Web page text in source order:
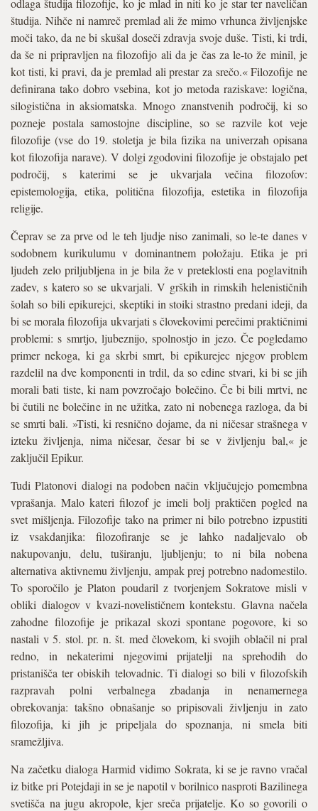
odlaga študija filozofije, ko je mlad in niti ko je star ter naveličan
študija. Nihče ni namreč premlad ali že mimo vrhunca življenjske
moči tako, da ne bi skušal doseči zdravja svoje duše. Tisti, ki trdi,
da še ni pripravljen na filozofijo ali da je čas za le-to že minil, je
kot tisti, ki pravi, da je premlad ali prestar za srečo.« Filozofije ne
definirana tako dobro vsebina, kot jo metoda raziskave: logična,
silogistična in aksiomatska. Mnogo znanstvenih področij, ki so
pozneje postala samostojne discipline, so se razvile kot veje
filozofije (vse do 19. stoletja je bila fizika na univerzah opisana
kot filozofija narave). V dolgi zgodovini filozofije je obstajalo pet
področij, s katerimi se je ukvarjala večina filozofov:
epistemologija, etika, politična filozofija, estetika in filozofija
religije.
Čeprav se za prve od le teh ljudje niso zanimali, so le-te danes v
sodobnem kurikulumu v dominantnem položaju. Etika je pri
ljudeh zelo priljubljena in je bila že v preteklosti ena poglavitnih
zadev, s katero so se ukvarjali. V grških in rimskih helenističnih
šolah so bili epikurejci, skeptiki in stoiki strastno predani ideji, da
bi se morala filozofija ukvarjati s človekovimi perečimi praktičnimi
problemi: s smrtjo, ljubeznijo, spolnostjo in jezo. Če pogledamo
primer nekoga, ki ga skrbi smrt, bi epikurejec njegov problem
razdelil na dve komponenti in trdil, da so edine stvari, ki bi se jih
morali bati tiste, ki nam povzročajo bolečino. Če bi bili mrtvi, ne
bi čutili ne bolečine in ne užitka, zato ni nobenega razloga, da bi
se smrti bali. »Tisti, ki resnično dojame, da ni ničesar strašnega v
izteku življenja, nima ničesar, česar bi se v življenju bal,« je
zaključil Epikur.
Tudi Platonovi dialogi na podoben način vključujejo pomembna
vprašanja. Malo kateri filozof je imeli bolj praktičen pogled na
svet mišljenja. Filozofije tako na primer ni bilo potrebno izpustiti
iz vsakdanjika: filozofiranje se je lahko nadaljevalo ob
nakupovanju, delu, tuširanju, ljubljenju; to ni bila nobena
alternativa aktivnemu življenju, ampak prej potrebno nadomestilo.
To sporočilo je Platon poudaril z tvorjenjem Sokratove misli v
obliki dialogov v kvazi-novelističnem kontekstu. Glavna načela
zahodne filozofije je prikazal skozi spontane pogovore, ki so
nastali v 5. stol. pr. n. št. med človekom, ki svojih oblačil ni pral
redno, in nekaterimi njegovimi prijatelji na sprehodih do
pristanišča ter obiskih telovadnic. Ti dialogi so bili v filozofskih
razpravah polni verbalnega zbadanja in nenamernega
obrekovanja: takšno obnašanje so pripisovali življenju in zato
filozofija, ki jih je pripeljala do spoznanja, ni smela biti
sramežljiva.
Na začetku dialoga Harmid vidimo Sokrata, ki se je ravno vračal
iz bitke pri Potejdaji in se je napotil v borilnico nasproti Bazilinega
svetišča na jugu akropole, kjer sreča prijatelje. Ko so govorili o